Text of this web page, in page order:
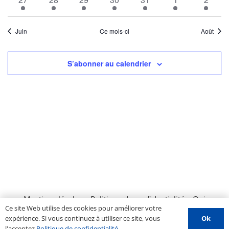
évènementsévènementsévènementsévènementsévènementsévènements
Juin Ce mois-ci Août
S’abonner au calendrier
Mentions légales–Politique de confidentialité–Qui
sommes nous ?–Contactez-nous –Espace PROS
Soumettre un évènement
Ce site Web utilise des cookies pour améliorer votre
expérience. Si vous continuez à utiliser ce site, vous
Ok